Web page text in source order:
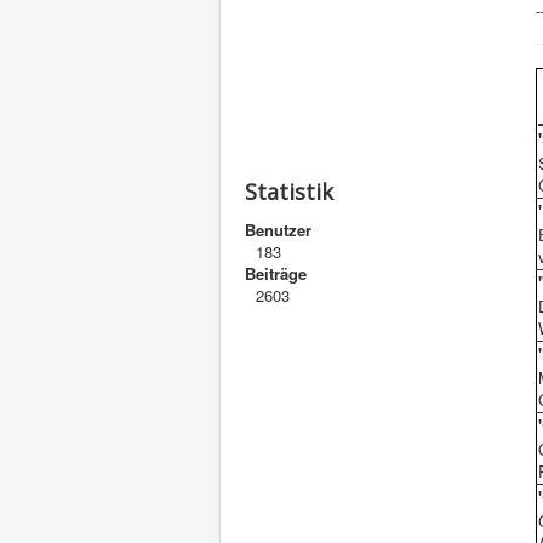
Statistik
Benutzer
183
Beiträge
2603
'
'
'
'
'
'